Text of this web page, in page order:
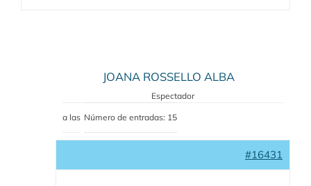
JOANA ROSSELLO ALBA
Espectador
a las Número de entradas: 15
#16431